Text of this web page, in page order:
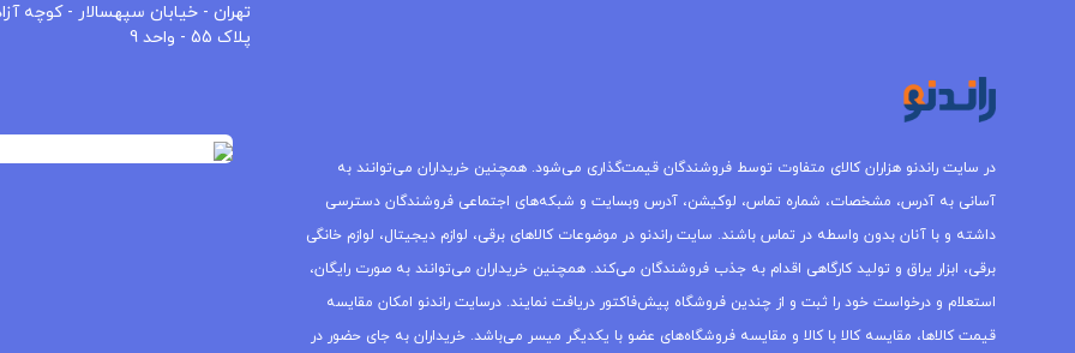
تهران - خیابان سپهسالار - کوچه
پلاک 55 - واحد 9
در سایت راندنو هزاران کالای متفاوت توسط فروشندگان قیمت‌گذاری می‌شود. همچنین خریداران می‌توانند به
آسانی به آدرس، مشخصات، شماره تماس، لوکیشن، آدرس وبسایت و شبکه‌های اجتماعی فروشندگان دسترسی
داشته و با آنان بدون واسطه در تماس باشند. سایت راندنو در موضوعات کالاهای برقی، لوازم دیجیتال، لوازم خانگی
برقی، ابزار یراق و تولید کارگاهی اقدام به جذب فروشندگان می‌کند. همچنین خریداران می‌توانند به صورت رایگان،
استعلام و درخواست خود را ثبت و از چندین فروشگاه پیش‌فاکتور دریافت نمایند. درسایت راندنو امکان مقایسه
قیمت کالاها، مقایسه کالا با کالا و مقایسه فروشگاه‌های عضو با یکدیگر میسر می‌باشد. خریداران به جای حضور در